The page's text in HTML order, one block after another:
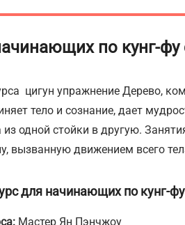
по кунг-
цигун упражнение Дерево,
тело и сознание, дает
из одной стойки в другую.
вызванную движением всего
для начинающих по кунг-
Мастер Ян Пэнчжоу